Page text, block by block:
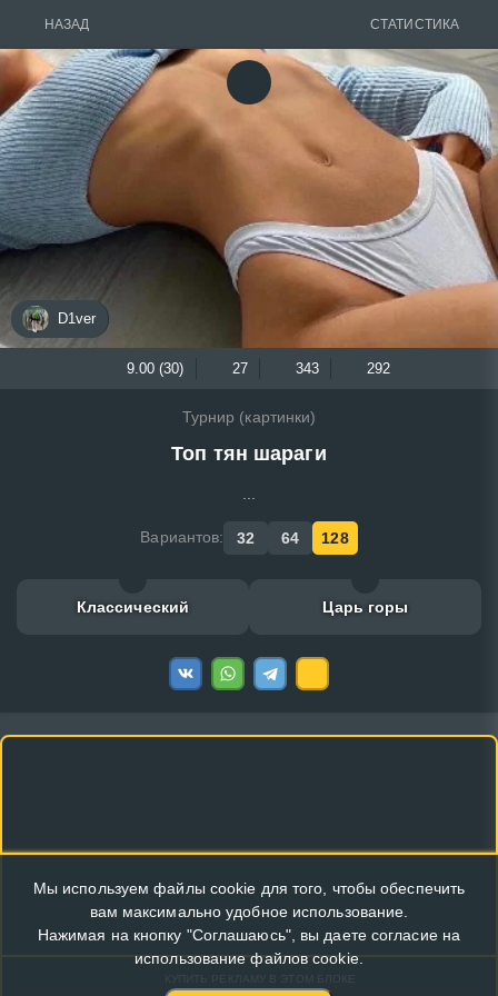
НАЗАД СТАТИСТИКА
D1ver
9.00 (30) 27 343 292
Турнир (картинки)
Топ тян шараги
Вариантов: 32 64 128
Классический Царь горы
Мы используем файлы cookie для того, чтобы обеспечить
вам максимально удобное использование.
Нажимая на кнопку "Соглашаюсь", вы даете согласие на
использование файлов cookie.